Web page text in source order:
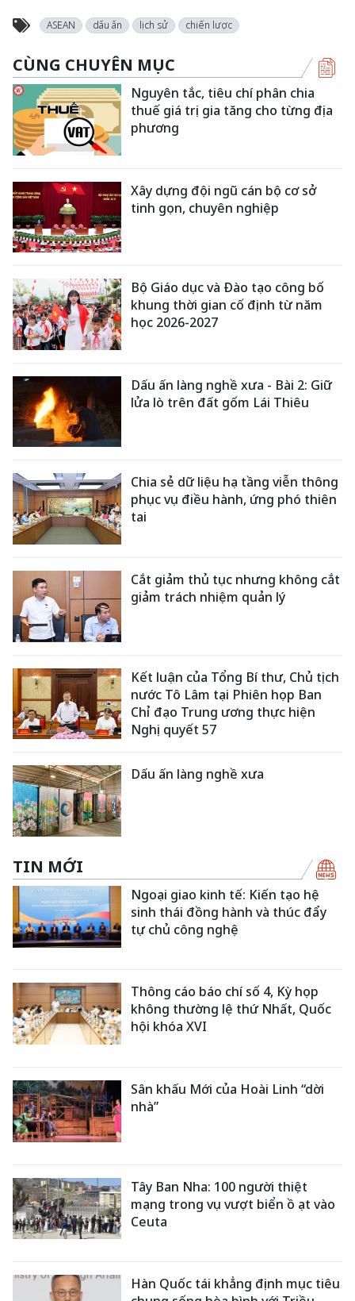
ASEAN dấu ấn lịch sử chiến lược
CÙNG CHUYÊN MỤC
Nguyên tắc, tiêu chí phân chia
thuế giá trị gia tăng cho từng địa
phương
Xây dựng đội ngũ cán bộ cơ sở
tinh gọn, chuyên nghiệp
Bộ Giáo dục và Đào tạo công bố
khung thời gian cố định từ năm
học 2026-2027
Dấu ấn làng nghề xưa - Bài 2: Giữ
lửa lò trên đất gốm Lái Thiêu
Chia sẻ dữ liệu hạ tầng viễn thông
phục vụ điều hành, ứng phó thiên
tai
Cắt giảm thủ tục nhưng không cắt
giảm trách nhiệm quản lý
Kết luận của Tổng Bí thư, Chủ tịch
nước Tô Lâm tại Phiên họp Ban
Chỉ đạo Trung ương thực hiện
Nghị quyết 57
Dấu ấn làng nghề xưa
TIN MỚI
Ngoại giao kinh tế: Kiến tạo hệ
sinh thái đồng hành và thúc đẩy
tự chủ công nghệ
Thông cáo báo chí số 4, Kỳ họp
không thường lệ thứ Nhất, Quốc
hội khóa XVI
Sân khấu Mới của Hoài Linh “dời
nhà”
Tây Ban Nha: 100 người thiệt
mạng trong vụ vượt biển ồ ạt vào
Ceuta
Hàn Quốc tái khẳng định mục tiêu